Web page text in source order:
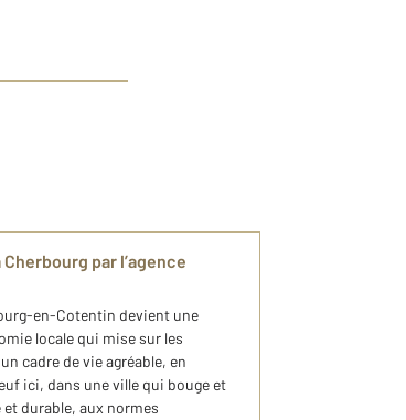
par l’agence
en-Cotentin devient une
locale qui mise sur les
cadre de vie agréable, en
ici, dans une ville qui bouge et
durable, aux normes